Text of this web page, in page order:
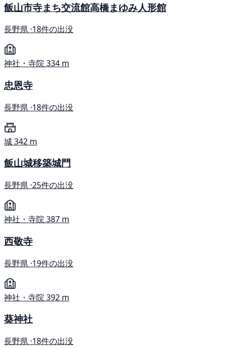
飯山市寺まち交流館高橋まゆみ人形館
長野県 ·18件の出没
神社・寺院334 m
忠恩寺
長野県 ·18件の出没
城342 m
飯山城移築城門
長野県 ·25件の出没
神社・寺院387 m
西敬寺
長野県 ·19件の出没
神社・寺院392 m
葵神社
長野県 ·18件の出没